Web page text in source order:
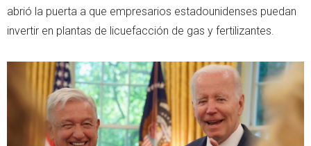
abrió la puerta a que empresarios estadounidenses puedan
invertir en plantas de licuefacción de gas y fertilizantes.